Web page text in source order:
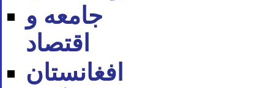
جامعه و
اقتصاد
افغانستان